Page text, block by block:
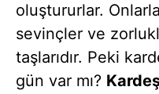
oluştururlar. Onlarla
sevinçler ve
taşlarıdır. Peki
gün var mı?